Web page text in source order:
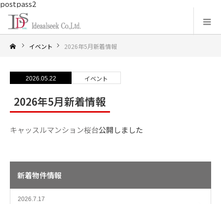
postpass2
イベント 2026年5月新着情報
2026.05.22 イベント
2026年5月新着情報
キャッスルマンション桜台公開しました
新着物件情報
2026.7.17